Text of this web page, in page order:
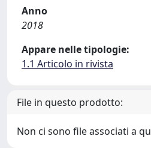
Anno
2018
Appare nelle tipologie:
1.1 Articolo in rivista
File in questo prodotto:
Non ci sono file associati a